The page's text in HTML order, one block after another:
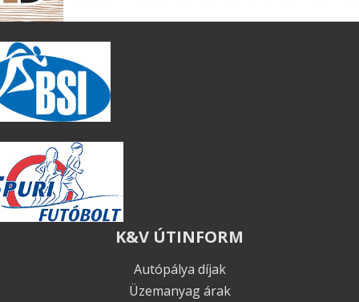
K&V ÚTINFORM
Autópálya díjak
Üzemanyag árak